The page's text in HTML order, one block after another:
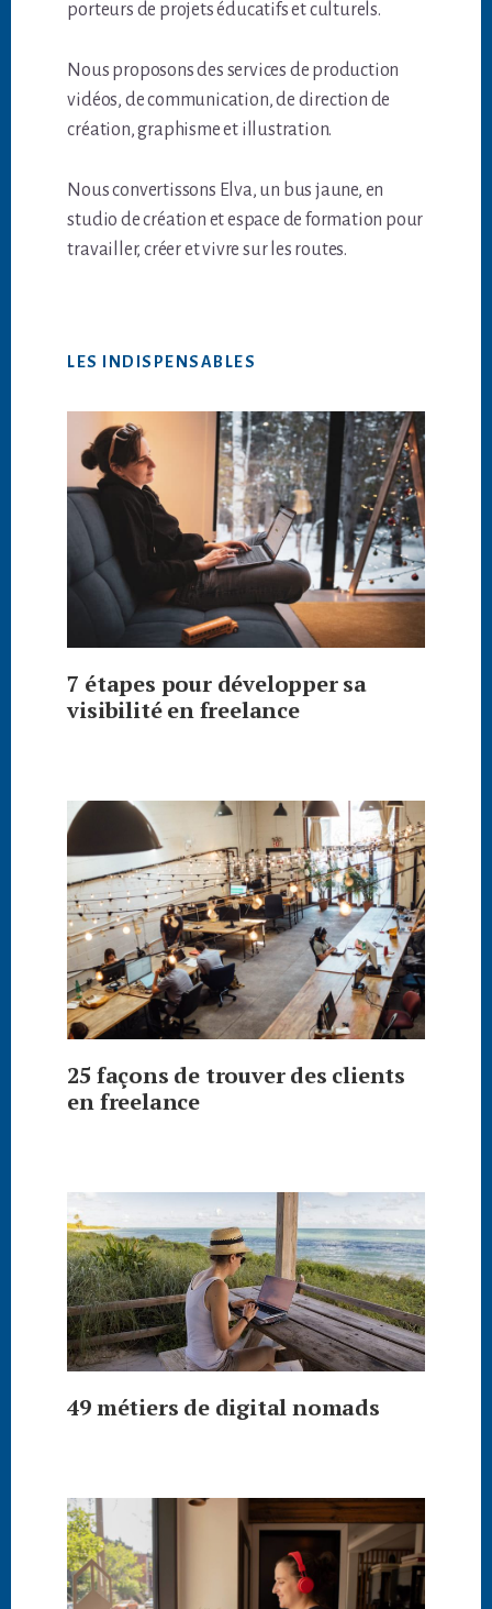
porteurs de projets éducatifs et culturels.
Nous proposons des services de production
vidéos, de communication, de direction de
création, graphisme et illustration.
Nous convertissons Elva, un bus jaune, en
studio de création et espace de formation pour
travailler, créer et vivre sur les routes.
LES INDISPENSABLES
7 étapes pour développer sa
visibilité en freelance
25 façons de trouver des clients
en freelance
49 métiers de digital nomads